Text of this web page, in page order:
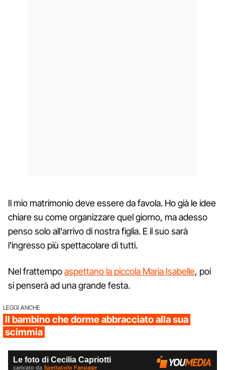
Il mio matrimonio deve essere da favola. Ho già le idee
chiare su come organizzare quel giorno, ma adesso
penso solo all'arrivo di nostra figlia. E il suo sarà
l'ingresso più spettacolare di tutti.
Nel frattempoaspettano la piccola Maria Isabelle, poi
si penserà ad una grande festa.
LEGGI ANCHE
Il bambino che dorme abbracciato alla sua
scimmia